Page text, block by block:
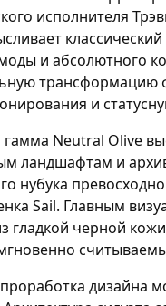
исполнителя
и абсолютного
трансформацию
и
гамма Neutral Olive
ландшафтам и
нубука
Sail. Главным
гладкой черной
дизайна